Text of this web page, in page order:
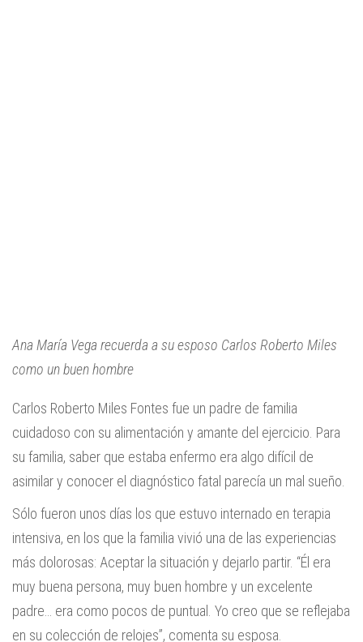
Ana María Vega recuerda a su esposo Carlos Roberto Miles
como un buen hombre
Carlos Roberto Miles Fontes fue un padre de familia
cuidadoso con su alimentación y amante del ejercicio. Para
su familia, saber que estaba enfermo era algo difícil de
asimilar y conocer el diagnóstico fatal parecía un mal sueño.
Sólo fueron unos días los que estuvo internado en terapia
intensiva, en los que la familia vivió una de las experiencias
más dolorosas: Aceptar la situación y dejarlo partir. “Él era
muy buena persona, muy buen hombre y un excelente
padre… era como pocos de puntual. Yo creo que se reflejaba
en su colección de relojes”, comenta su esposa.